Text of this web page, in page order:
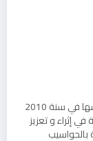
مدونة تقنية يوجد مقرها في المغرب, و قد تم تأسيسها في سنة 2010
إثراء و تعزيز
بالحواسيب